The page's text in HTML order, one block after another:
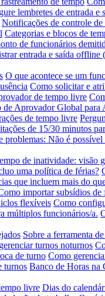
lembretes de entrada e
Notificações de controle
Categorias e blocos de
de funcionários
entrada e saída
O que acontece se um
Como solicitar e
de tempo livre
de Aprovador Global para
de tempo livre
de 15/30 minutos
problemas: Não é
de inatividade: visão
uma política de férias?
que incluem mais do
importar subsídios de
flexíveis Como
múltiplos funcionários/a.
Sobre a ferramenta
turnos noturnos
de turno Como
turnos Banco de Horas na
livre Dias do